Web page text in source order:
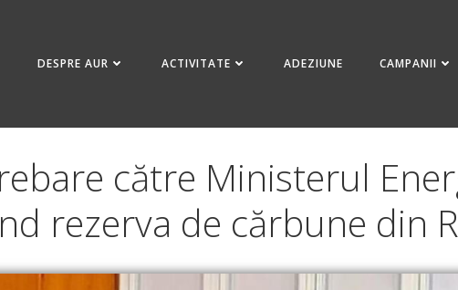
DESPRE AUR ACTIVITATE ADEZIUNE CAMPANII
către Ministerul
rezerva de cărbune din